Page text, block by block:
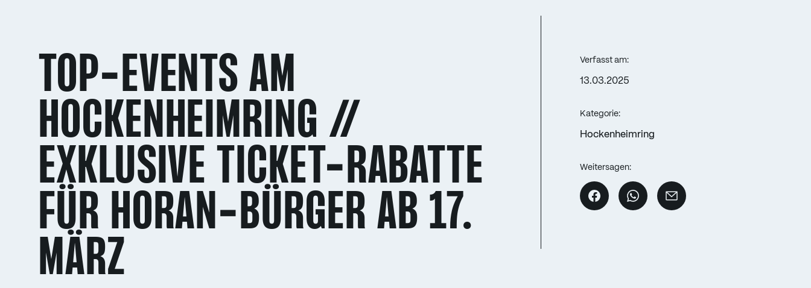
TOP-EVENTS AM
HOCKENHEIMRING //
EXKLUSIVE TICKET-RABATTE
FÜR HORAN-BÜRGER AB 17.
MÄRZ
Verfasst am:
13.03.2025
Kategorie:
Hockenheimring
Weitersagen: